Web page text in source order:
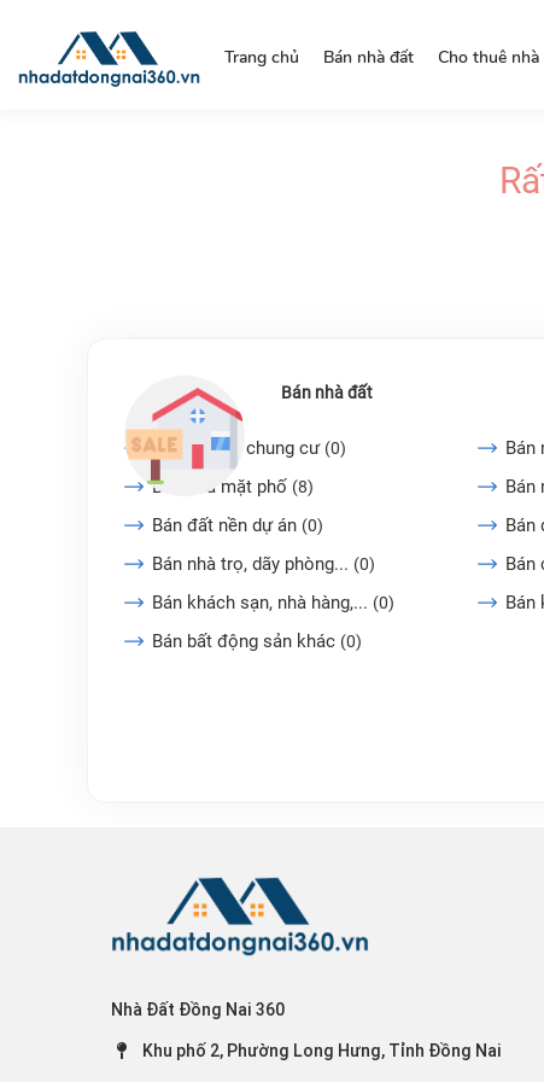
Trang chủ Bán nhà đất Cho thuê nhà
Bán nhà đất
Bán căn hộ chung cư (0) Bán
Bán nhà mặt phố (8) Bán
Bán đất nền dự án (0) Bán
Bán nhà trọ, dãy phòng... (0) Bán
Bán khách sạn, nhà hàng,... (0) Bán
Bán bất động sản khác (0)
Nhà Đất Đồng Nai 360
Khu phố 2, Phường Long Hưng, Tỉnh Đồng Nai